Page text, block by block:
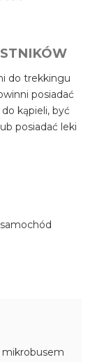
do trekkingu
posiadać
kąpieli, być
posiadać leki